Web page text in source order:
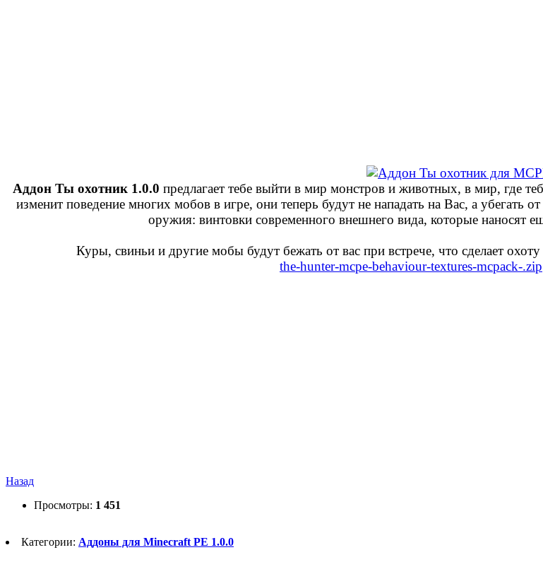
Аддон Ты охотник 1.0.0 предлагает тебе выйти в мир монстров и животных, в мир, где
изменит поведение многих мобов в игре, они теперь будут не нападать на Вас, а
оружия: винтовки современного внешнего вида, которые наносят
Куры, свиньи и другие мобы будут бежать от вас при встрече, что сделает
the-hunter-mcpe-behaviour-textures-mcpack-.zip
Назад
Просмотры: 1 451
Категории: Аддоны для Minecraft PE 1.0.0